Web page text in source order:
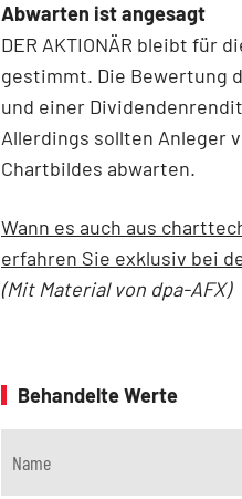
Abwarten ist angesagt
DER AKTIONÄR bleibt für
gestimmt. Die Bewertung
und einer
Allerdings sollten Anleger
Chartbildes abwarten.
Wann es auch aus
erfahren Sie exklusiv bei
(Mit Material von dpa-AFX)
Behandelte Werte
Name